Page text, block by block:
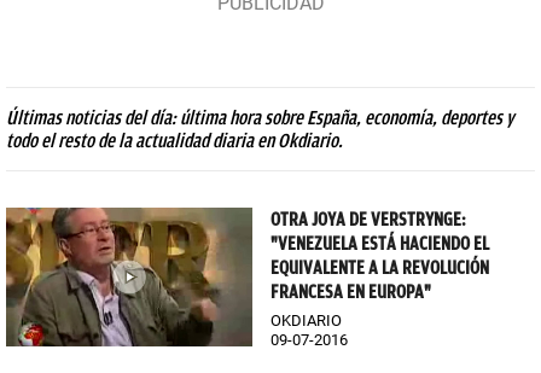
Últimas noticias del día: última hora sobre España, economía, deportes y
todo el resto de la actualidad diaria en Okdiario.
OTRA JOYA DE VERSTRYNGE:
"VENEZUELA ESTÁ HACIENDO EL
EQUIVALENTE A LA REVOLUCIÓN
FRANCESA EN EUROPA"
OKDIARIO
09-07-2016